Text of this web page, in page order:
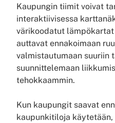
Kaupungin tiimit voivat
interaktiivisessa
värikoodatut
auttavat ennakoimaan
valmistautumaan suuriin
suunnittelemaan
tehokkaammin.
Kun kaupungit saavat
kaupunkitiloja käytetään,